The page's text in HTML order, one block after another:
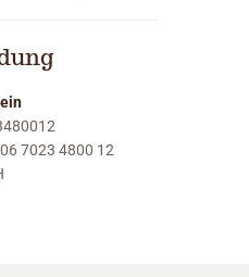
7023 4800 12